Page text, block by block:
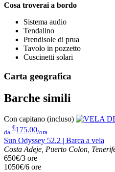
Cosa troverai a bordo
Sistema audio
Tendalino
Prendisole di prua
Tavolo in pozzetto
Cuscinetti solari
Carta geografica
Barche simili
Con capitano (incluso)
da
€175.00/ora
Sun Odyssey 52.2 | Barca a vela
Costa Adeje, Puerto Colon,
650€/3 ore
1050€/6 ore